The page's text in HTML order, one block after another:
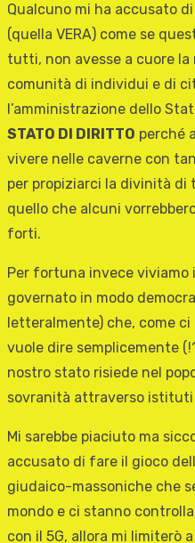
Qualcuno mi ha accusato
(quella VERA) come se
tutti, non avesse a cuore
comunità di individui e di
l’amministrazione dello
STATO DI DIRITTO perché
vivere nelle caverne con
per propiziarci la divinità di
quello che alcuni
forti.
Per fortuna invece
governato in modo
letteralmente) che, come
vuole dire semplicemente
nostro stato risiede nel
sovranità attraverso
Mi sarebbe piaciuto ma
accusato di fare il gioco
giudaico-massoniche che
mondo e ci stanno
con il 5G, allora mi limiterò